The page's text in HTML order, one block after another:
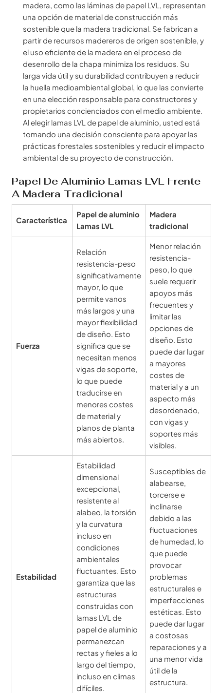
madera, como las láminas de papel LVL, representan
una opción de material de construcción más
sostenible que la madera tradicional. Se fabrican a
partir de recursos madereros de origen sostenible, y
el uso eficiente de la madera en el proceso de
desenrollo de la chapa minimiza los residuos. Su
larga vida útil y su durabilidad contribuyen a reducir
la huella medioambiental global, lo que las convierte
en una elección responsable para constructores y
propietarios concienciados con el medio ambiente.
Al elegir lamas LVL de papel de aluminio, usted está
tomando una decisión consciente para apoyar las
prácticas forestales sostenibles y reducir el impacto
ambiental de su proyecto de construcción.
Papel De Aluminio Lamas LVL Frente
A Madera Tradicional
Característica
Papel de aluminio
Lamas LVL
Madera
tradicional
Fuerza
Relación
resistencia-peso
significativamente
mayor, lo que
permite vanos
más largos y una
mayor flexibilidad
de diseño. Esto
significa que se
necesitan menos
vigas de soporte,
lo que puede
traducirse en
menores costes
de material y
planos de planta
más abiertos.
Menor relación
resistencia-
peso, lo que
suele requerir
apoyos más
frecuentes y
limitar las
opciones de
diseño. Esto
puede dar lugar
a mayores
costes de
material y a un
aspecto más
desordenado,
con vigas y
soportes más
visibles.
Estabilidad
Estabilidad
dimensional
excepcional,
resistente al
alabeo, la torsión
y la curvatura
incluso en
condiciones
ambientales
fluctuantes. Esto
garantiza que las
estructuras
construidas con
lamas LVL de
papel de aluminio
permanezcan
rectas y fieles a lo
largo del tiempo,
incluso en climas
difíciles.
Susceptibles de
alabearse,
torcerse e
inclinarse
debido a las
fluctuaciones
de humedad, lo
que puede
provocar
problemas
estructurales e
imperfecciones
estéticas. Esto
puede dar lugar
a costosas
reparaciones y a
una menor vida
útil de la
estructura.